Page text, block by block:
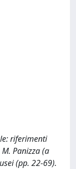
riferimenti
Panizza (a
(pp. 22-69).